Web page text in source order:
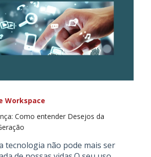
Workspace
Como entender Desejos da
tecnologia não pode mais ser